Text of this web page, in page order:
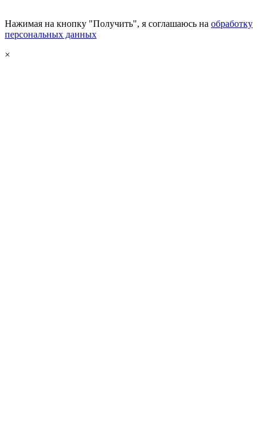
Нажимая на кнопку "Получить", я соглашаюсь на обработку
персональных данных
×